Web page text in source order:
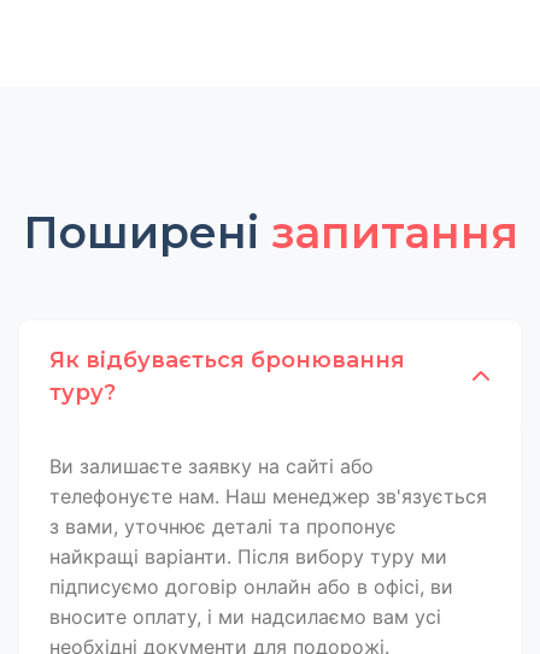
Поширені запитання
Як відбувається бронювання
туру?
Ви залишаєте заявку на сайті або
телефонуєте нам. Наш менеджер зв'язується
з вами, уточнює деталі та пропонує
найкращі варіанти. Після вибору туру ми
підписуємо договір онлайн або в офісі, ви
вносите оплату, і ми надсилаємо вам усі
необхідні документи для подорожі.